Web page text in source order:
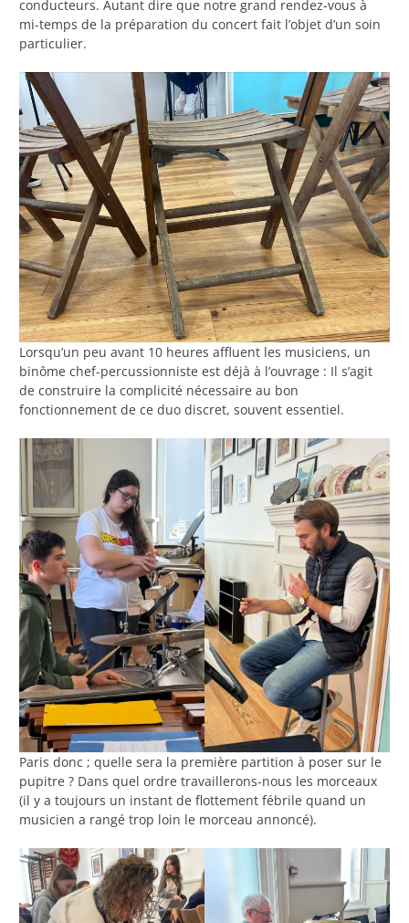
conducteurs. Autant dire que notre grand rendez-vous à
mi-temps de la préparation du concert fait l’objet d’un soin
particulier.
Lorsqu’un peu avant 10 heures affluent les musiciens, un
binôme chef-percussionniste est déjà à l’ouvrage : Il s’agit
de construire la complicité nécessaire au bon
fonctionnement de ce duo discret, souvent essentiel.
Paris donc ; quelle sera la première partition à poser sur le
pupitre ? Dans quel ordre travaillerons-nous les morceaux
(il y a toujours un instant de flottement fébrile quand un
musicien a rangé trop loin le morceau annoncé).